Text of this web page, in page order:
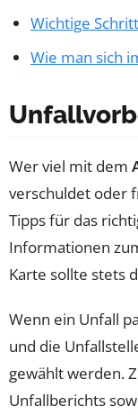
Wichtige
Wie man sich
Wer viel mit dem
verschuldet oder
Tipps für das
Informationen
Karte sollte stets
Wenn ein Unfall
und die
gewählt werden.
Unfallberichts